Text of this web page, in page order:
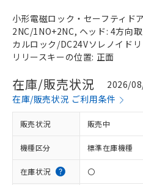
小形電磁ロック・セーフティド
2NC/1NO+2NC, ヘッド: 4方向
カルロック/DC24Vソレノイド
リリースキーの位置: 正面
在庫/販売状況
2026/
在庫/販売状況 ご利用条件
販売状況 販売中
機種区分 標準在庫機種
在庫状況 〇